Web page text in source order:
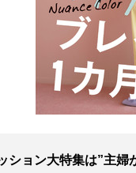
ョン大特集は”主婦